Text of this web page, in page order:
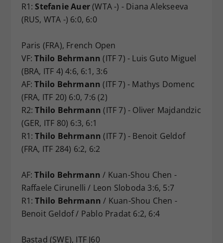
R1:Stefanie Auer(WTA -) - Diana Alekseeva
(RUS, WTA -) 6:0, 6:0
Paris (FRA), French Open
VF:Thilo Behrmann (ITF 7) - Luis Guto Miguel
(BRA, ITF 4) 4:6, 6:1, 3:6
AF:Thilo Behrmann (ITF 7) - Mathys Domenc
(FRA, ITF 20) 6:0, 7:6 (2)
R2:Thilo Behrmann (ITF 7) - Oliver Majdandzic
(GER, ITF 80) 6:3, 6:1
R1:Thilo Behrmann (ITF 7) - Benoit Geldof
(FRA, ITF 284) 6:2, 6:2
AF:Thilo Behrmann / Kuan-Shou Chen -
Raffaele Cirunelli / Leon Sloboda 3:6, 5:7
R1:Thilo Behrmann / Kuan-Shou Chen -
Benoit Geldof / Pablo Pradat 6:2, 6:4
Bastad (SWE), ITF J60